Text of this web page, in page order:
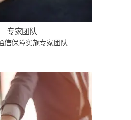
专家团队
信保障实施专家团队